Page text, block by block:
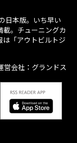
日本版。いち早い
。チューニングカ
「アウトビルトジ
会社：グランドス